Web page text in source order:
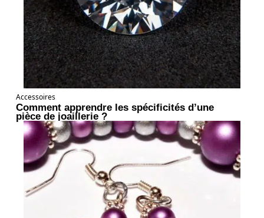
Accessoires
Comment apprendre les spécificités d’une
pièce de joaillerie ?